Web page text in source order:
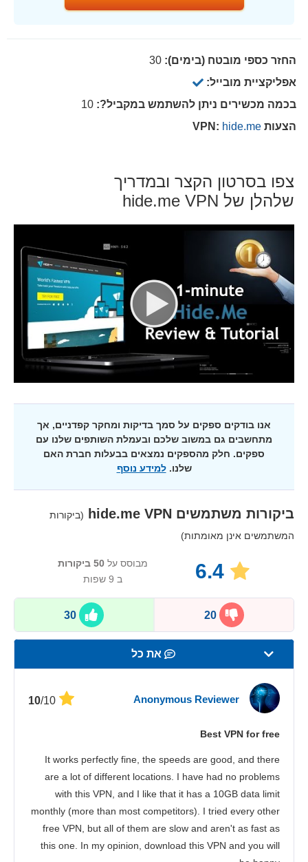
החזר כספי מובטח (בימים): 30
אפליקציית מובייל:
בכמה מכשירים ניתן להשתמש במקביל?: 10
הצעות VPN: hide.me
צפו בסרטון הקצר ובמדריך
שלהלן של hide.me VPN
אנו בודקים ספקים על סמך בדיקות ומחקר קפדניים, אך
מתחשבים גם במשוב שלכם ובעמלת השותפים שלנו עם
ספקים. חלק מהספקים נמצאים בבעלות חברת האם
שלנו.למידע נוסף
ביקורות משתמשים hide.me VPN (ביקורות
המשתמשים אינן מאומתות)
6.4 מבוסס על 50 ביקורות
ב 9 שפות
את כל
שירות לקוחות
Anonymous Reviewer
/10
Best VPN for free
It works perfectly fine, the speeds are good, and there
are a lot of different locations. I have had no problems
with this VPN, and I like that it has a 10GB data limit
monthly (more than most competitors). I tried every other
free VPN, but all of them are slow and aren't as fast as
this one. In my opinion, download this VPN and you will